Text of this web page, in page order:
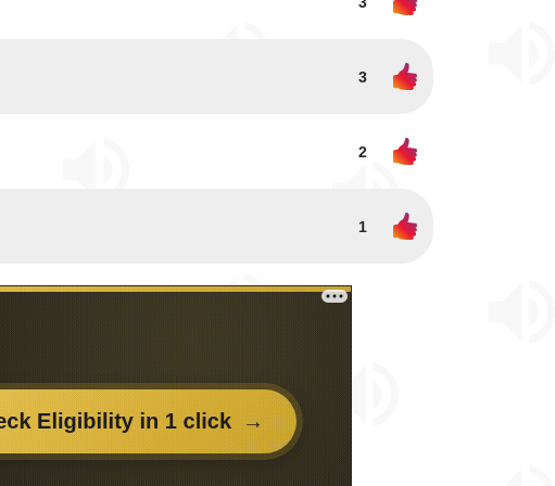
3
2
1